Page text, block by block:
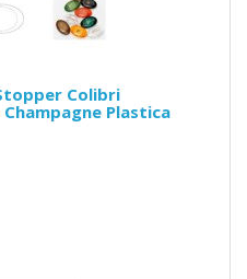
Colibri
Plastica